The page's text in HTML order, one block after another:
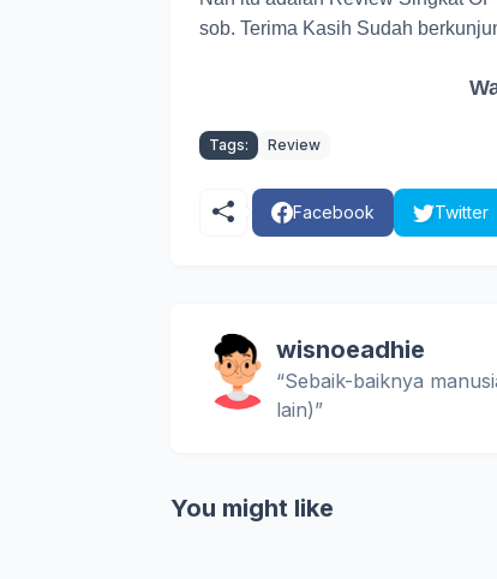
sob. Terima Kasih Sudah
Tags: Review
Facebook Twitter
wisnoeadhie
“Sebaik-baiknya
lain)”
You might like